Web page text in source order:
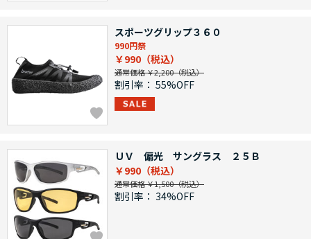
スポーツグリップ３６０
990円祭
￥990
通常価格 ￥2,200
割引率： 55%OFF
ＵＶ 偏光 サングラス ２５Ｂ
￥990
通常価格 ￥1,500
割引率： 34%OFF